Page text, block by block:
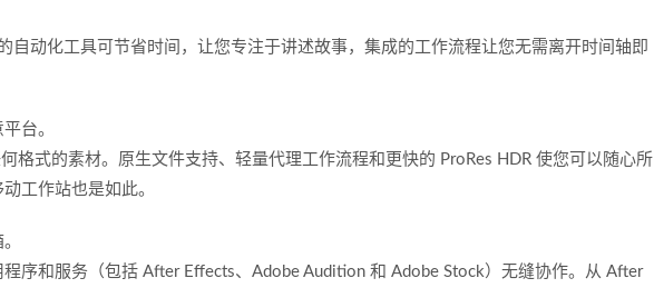
自动化工具可节省时间，让您专注于讲述故事，集成的工作流程让您无需离开时间轴即
台。
格式的素材。原生文件支持、轻量代理工作流程和更快的 ProRes HDR 使您可以随心所
工作站也是如此。
程序和服务（包括 After Effects、Adobe Audition 和 Adobe Stock）无缝协作。从 After